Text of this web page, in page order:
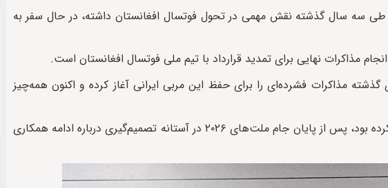
سه سال گذشته نقش مهمی در تحول فوتسال افغانستان داشته، در حال سفر به
مذاکرات نهایی برای تمدید قرارداد با تیم ملی فوتسال افغانستان است.
مذاکرات فشرده‌ای را برای حفظ این مربی ایرانی آغاز کرده و اکنون همه‌چیز
مرتضایی که سال گذشته قرارداد خود را برای یک سال دیگر تمدید کرده بود، پس از پایان جام ملت‌های ۲۰۲۶ در آستانه تصمیم‌گیری درباره ادامه همکاری